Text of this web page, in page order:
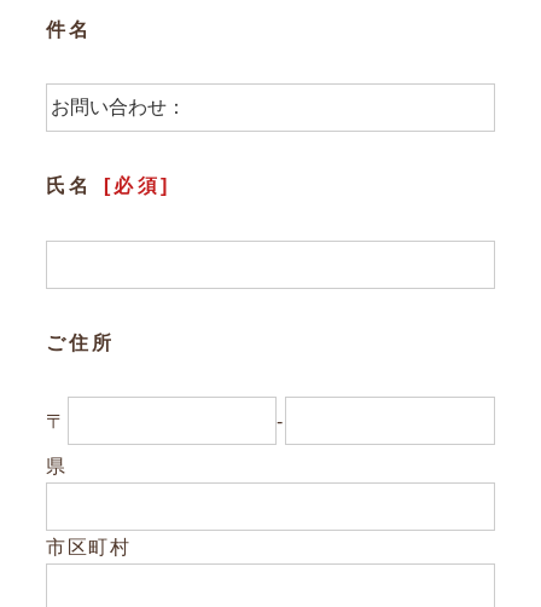
施工事例
参加企業/団体一覧
Column
構造材パッケージ
潜入！岐阜県産材ができるまで
Dr.みのりんの実験室
対談シリーズ
ぎふの木コラム
件名
氏名 [必須]
ご住所
〒 -
県
市区町村